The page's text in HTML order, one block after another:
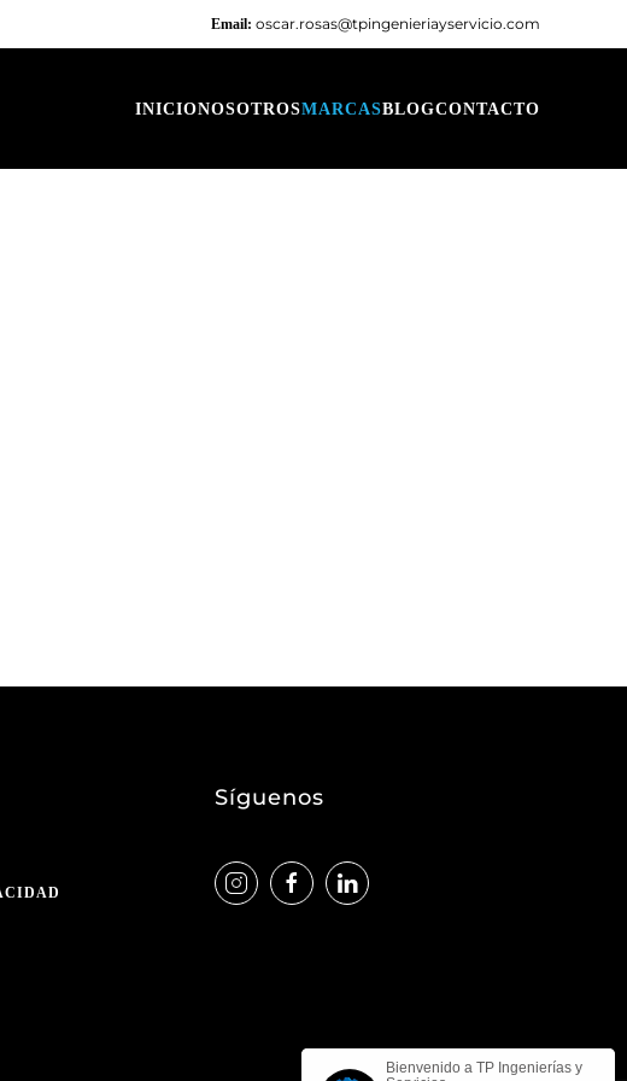
Email: oscar.rosas@tpingenieriayservicio.com
INICIONOSOTROSMARCASBLOGCONTACTO
Síguenos
Bienvenido a TP Ingenierías y